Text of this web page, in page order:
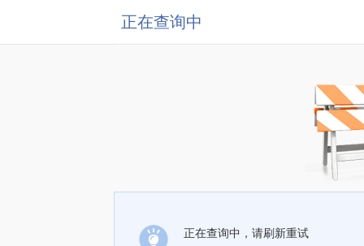
正在查询中
正在查询中，请刷新重试